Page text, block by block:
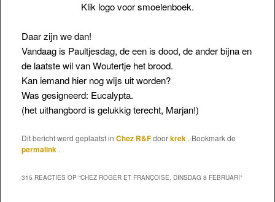
Klik logo voor smoelenboek.
Daar zijn we dan!
Vandaag is Paultjesdag, de een is dood, de ander bijna en
de laatste wil van Woutertje het brood.
Kan iemand hier nog wijs uit worden?
Was gesigneerd: Eucalypta.
(het uithangbord is gelukkig terecht, Marjan!)
Dit bericht werd geplaatst in Chez R&Fdoorkrek . Bookmark de
permalink .
315 REACTIES OP “CHEZ ROGER ET FRANÇOISE, DINSDAG 8 FEBRUARI”